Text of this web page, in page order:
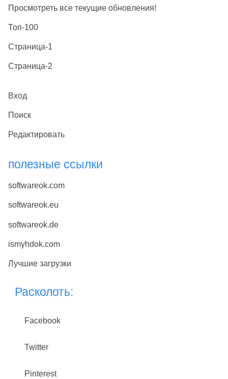
Просмотреть все текущие обновления!
Топ-100
Страница-1
Страница-2
Вход
Поиск
Редактировать
полезные ссылки
softwareok.com
softwareok.eu
softwareok.de
ismyhdok.com
Лучшие загрузки
Расколоть:
Facebook
Twitter
Pinterest